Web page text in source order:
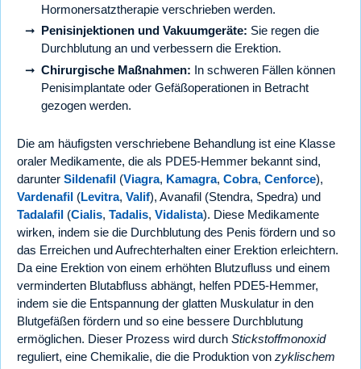
Hormonersatztherapie verschrieben werden.
Penisinjektionen und Vakuumgeräte: Sie regen die
Durchblutung an und verbessern die Erektion.
Chirurgische Maßnahmen: In schweren Fällen können
Penisimplantate oder Gefäßoperationen in Betracht
gezogen werden.
Die am häufigsten verschriebene Behandlung ist eine Klasse
oraler Medikamente, die als PDE5-Hemmer bekannt sind,
darunter Sildenafil (Viagra, Kamagra, Cobra, Cenforce),
Vardenafil (Levitra, Valif), Avanafil (Stendra, Spedra) und
Tadalafil (Cialis, Tadalis, Vidalista). Diese Medikamente
wirken, indem sie die Durchblutung des Penis fördern und so
das Erreichen und Aufrechterhalten einer Erektion erleichtern.
Da eine Erektion von einem erhöhten Blutzufluss und einem
verminderten Blutabfluss abhängt, helfen PDE5-Hemmer,
indem sie die Entspannung der glatten Muskulatur in den
Blutgefäßen fördern und so eine bessere Durchblutung
ermöglichen. Dieser Prozess wird durch Stickstoffmonoxid
reguliert, eine Chemikalie, die die Produktion von zyklischem